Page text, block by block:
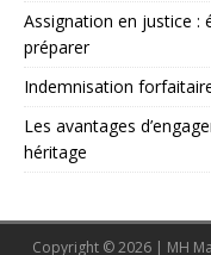
Assignation en justice :
préparer
Indemnisation
Les avantages
héritage
Copyright © 2026 | MH